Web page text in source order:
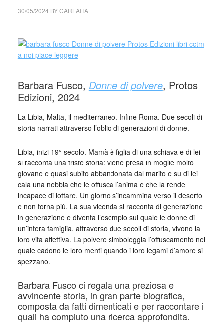
30/05/2024 BYCARLAITA
Barbara Fusco, Donne di polvere, Protos
Edizioni, 2024
La Libia, Malta, il mediterraneo. Infine Roma. Due secoli di
storia narrati attraverso l’oblio di generazioni di donne.
Libia, inizi 19° secolo. Mamà è figlia di una schiava e di lei
si racconta una triste storia: viene presa in moglie molto
giovane e quasi subito abbandonata dal marito e su di lei
cala una nebbia che le offusca l’anima e che la rende
incapace di lottare. Un giorno s’incammina verso il deserto
e non torna più. La sua vicenda si racconta di generazione
in generazione e diventa l’esempio sul quale le donne di
un’intera famiglia, attraverso due secoli di storia, vivono la
loro vita affettiva. La polvere simboleggia l’offuscamento nel
quale cadono le loro menti quando i loro legami d’amore si
spezzano.
Barbara Fusco ci regala una preziosa e
avvincente storia, in gran parte biografica,
composta da fatti dimenticati e per raccontare i
quali ha compiuto una ricerca approfondita.